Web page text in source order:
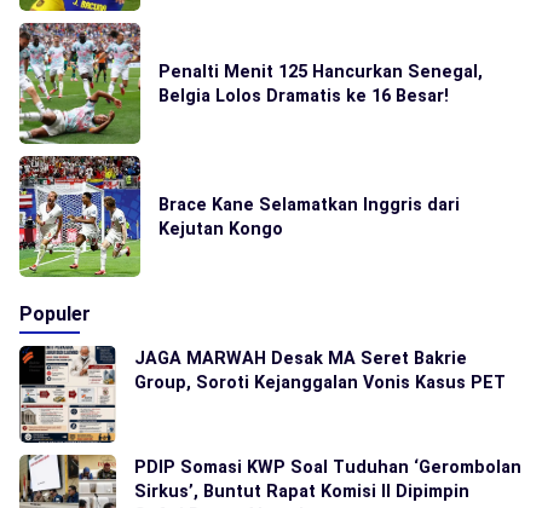
Penalti Menit 125 Hancurkan Senegal,
Belgia Lolos Dramatis ke 16 Besar!
Brace Kane Selamatkan Inggris dari
Kejutan Kongo
Populer
JAGA MARWAH Desak MA Seret Bakrie
Group, Soroti Kejanggalan Vonis Kasus PET
PDIP Somasi KWP Soal Tuduhan ‘Gerombolan
Sirkus’, Buntut Rapat Komisi II Dipimpin